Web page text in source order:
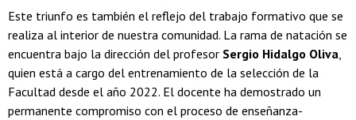
Este triunfo es también el reflejo del trabajo formativo que se
realiza al interior de nuestra comunidad. La rama de natación se
encuentra bajo la dirección del profesor Sergio Hidalgo Oliva,
quien está a cargo del entrenamiento de la selección de la
Facultad desde el año 2022. El docente ha demostrado un
permanente compromiso con el proceso de enseñanza-